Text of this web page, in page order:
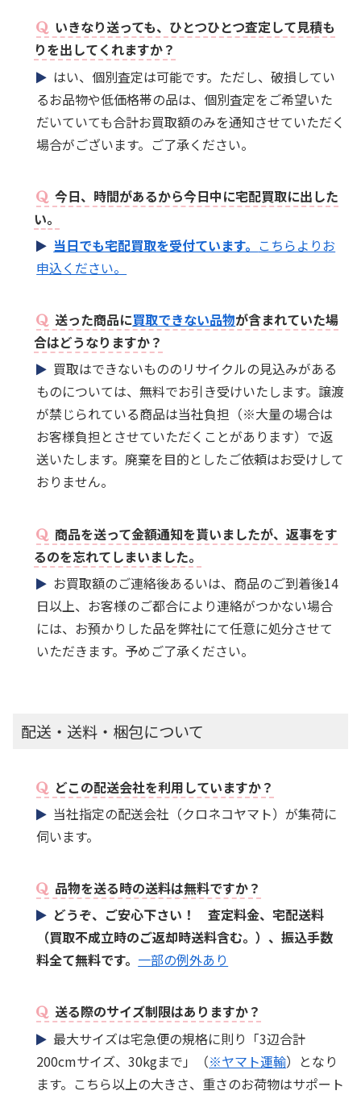
いきなり送っても、ひとつひとつ査定して見積も
りを出してくれますか？
はい、個別査定は可能です。ただし、破損してい
るお品物や低価格帯の品は、個別査定をご希望いた
だいていても合計お買取額のみを通知させていただく
場合がございます。ご了承ください。
今日、時間があるから今日中に宅配買取に出した
い。
当日でも宅配買取を受付ています。 こちらよりお
申込ください。
送った商品に買取できない品物が含まれていた場
合はどうなりますか？
買取はできないもののリサイクルの見込みがある
ものについては、無料でお引き受けいたします。譲渡
が禁じられている商品は当社負担（※大量の場合は
お客様負担とさせていただくことがあります）で返
送いたします。廃棄を目的としたご依頼はお受けして
おりません。
商品を送って金額通知を貰いましたが、返事をす
るのを忘れてしまいました。
お買取額のご連絡後あるいは、商品のご到着後14
日以上、お客様のご都合により連絡がつかない場合
には、お預かりした品を弊社にて任意に処分させて
いただきます。予めご了承ください。
配送・送料・梱包について
どこの配送会社を利用していますか？
当社指定の配送会社（クロネコヤマト）が集荷に
伺います。
品物を送る時の送料は無料ですか？
どうぞ、ご安心下さい！ 査定料金、宅配送料
（買取不成立時のご返却時送料含む。）、振込手数
料全て無料です。 一部の例外あり
送る際のサイズ制限はありますか？
最大サイズは宅急便の規格に則り「3辺合計
200cmサイズ、30kgまで」（※ヤマト運輸）となり
ます。こちら以上の大きさ、重さのお荷物はサポート